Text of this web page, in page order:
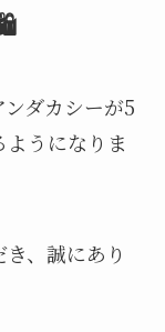
ンダカシーが5
うになりま
、誠にあり